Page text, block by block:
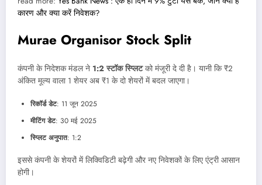
कारण और क्या करें निवेशक?
Murae Organisor Stock Split
कंपनी के निदेशक मंडल ने 1:2 स्टॉक स्प्लिटको मंजूरी दे दी है। यानी कि ₹2
अंकित मूल्य वाला 1 शेयर अब ₹1 के दो शेयरों में बदल जाएगा।
रिकॉर्ड डेट: 11 जून 2025
मीटिंग डेट: 30 मई 2025
स्प्लिट अनुपात: 1:2
इससे कंपनी के शेयरों में लिक्विडिटी बढ़ेगी और नए निवेशकों के लिए एंट्री आसान
होगी।